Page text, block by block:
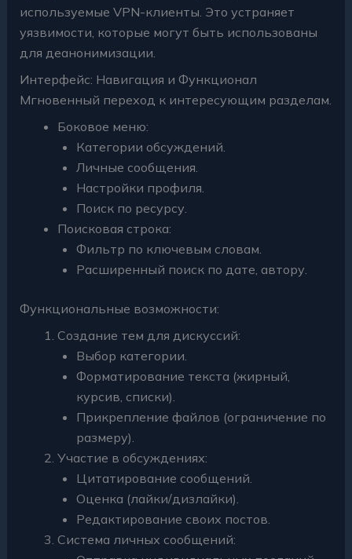
используемые VPN-клиенты. Это устраняет
уязвимости, которые могут быть использованы
для деанонимизации.
Интерфейс: Навигация и Функционал
Мгновенный переход к интересующим разделам.
Боковое меню:
Категории обсуждений.
Личные сообщения.
Настройки профиля.
Поиск по ресурсу.
Поисковая строка:
Фильтр по ключевым словам.
Расширенный поиск по дате, автору.
Функциональные возможности:
Создание тем для дискуссий:
Выбор категории.
Форматирование текста (жирный,
курсив, списки).
Прикрепление файлов (ограничение по
размеру).
Участие в обсуждениях:
Цитатирование сообщений.
Оценка (лайки/дизлайки).
Редактирование своих постов.
Система личных сообщений: